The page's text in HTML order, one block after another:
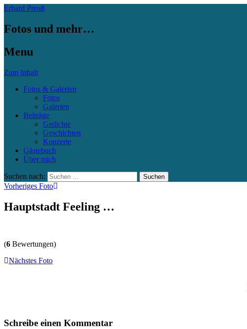
Erhard Preuß
Fotos und mehr…
Menu
Zum Inhalt
Fotos & Galerien
Fotos
Galerien
Beiträge
Gedichte
Geschichten
Konzerte
Gästebuch
Über mich
Suchen nach:
Vorheriges Foto
Hauptstadt Feeling …
(6 Bewertungen)
Nächstes Foto
Schreibe einen Kommentar